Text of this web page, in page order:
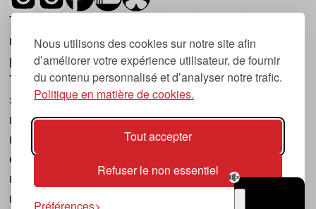
Nous utilisons des cookies sur notre site afin
d’améliorer votre expérience utilisateur, de fournir
du contenu personnalisé et d’analyser notre trafic.
Politique en matière de cookies.
Tout accepter
Refuser le non essentiel
Tsugi est un mensuel indépendant sur la
musique et les nouvelles tendances, dont la
première parution date de 2007.
Tsugi en japonais signifie « prochain », « suivant
», ce qui correspond à la thématique du
magazine, à l’affût des nouvelles tendances
musicales, qu’elles viennent de la musique
électronique, du rock ou du hip hop, et des
nouveaux phénomènes de société liés à la
musique.